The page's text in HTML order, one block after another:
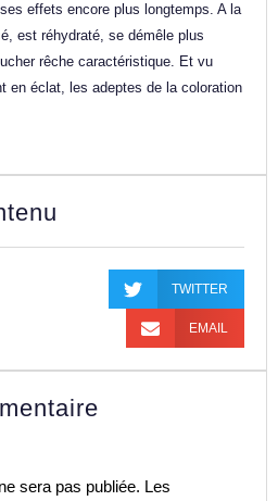
effets encore plus longtemps. A la
est réhydraté, se démêle plus
rêche caractéristique. Et vu
en éclat, les adeptes de la coloration
TWITTER
EMAIL
sera pas publiée. Les